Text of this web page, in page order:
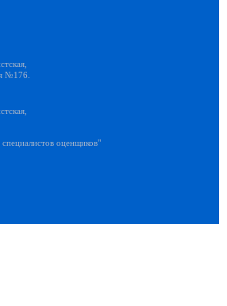
№176.
оценщиков"